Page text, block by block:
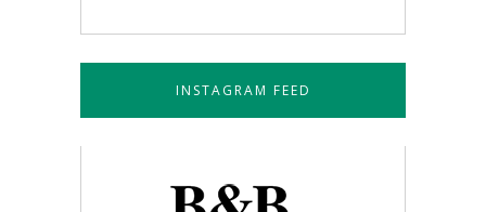
INSTAGRAM FEED